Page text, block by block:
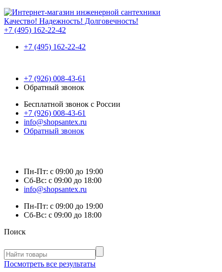
Качество! Надежность! Долговечность!
+7 (495) 162-22-42
+7 (495) 162-22-42
+7 (926) 008-43-61
Обратный звонок
Бесплатной звонок с России
+7 (926) 008-43-61
info@shopsantex.ru
Обратный звонок
Пн-Пт: с 09:00 до 19:00
Сб-Вс: с 09:00 до 18:00
info@shopsantex.ru
Пн-Пт: с 09:00 до 19:00
Сб-Вс: с 09:00 до 18:00
Поиск
Посмотреть все результаты